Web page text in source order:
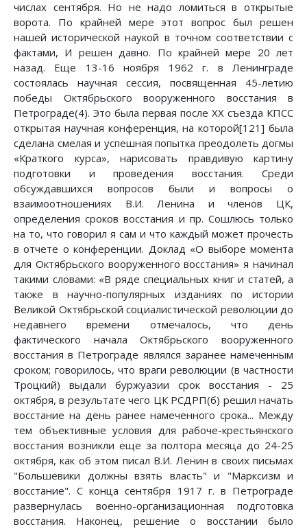
числах сентября. Но не надо ломиться в открытые
ворота. По крайней мере этот вопрос был решен
нашей исторической наукой в точном соответствии с
фактами, И решен давно. По крайней мере 20 лет
назад. Еще 13-16 ноября 1962 г. в Ленинграде
состоялась научная сессия, посвященная 45-летию
победы Октябрьского вооруженного восстания в
Петрограде(4). Это была первая после XX съезда КПСС
открытая научная конференция, на которой[121] была
сделана смелая и успешная попытка преодолеть догмы
«Краткого курса», нарисовать правдивую картину
подготовки и проведения восстания. Среди
обсуждавшихся вопросов были и вопросы о
взаимоотношениях В.И. Ленина и членов ЦК,
определения сроков восстания и пр. Сошлюсь только
на то, что говорил я сам и что каждый может прочесть
в отчете о конференции. Доклад «О выборе момента
для Октябрьского вооруженного восстания» я начинал
такими словами: «В ряде специальных книг и статей, а
также в научно-популярных изданиях по истории
Великой Октябрьской социалистической революции до
недавнего времени отмечалось, что день
фактического начала Октябрьского вооруженного
восстания в Петрограде являлся заранее намеченным
сроком; говорилось, что враги революции (в частности
Троцкий) выдали буржуазии срок восстания - 25
октября, в результате чего ЦК РСДРП(б) решил начать
восстание на день ранее намеченного срока... Между
тем объективные условия для рабоче-крестьянского
восстания возникли еще за полтора месяца до 24-25
октября, как об этом писал В.И. Ленин в своих письмах
"Большевики должны взять власть" и "Марксизм и
восстание". С конца сентября 1917 г. в Петрограде
развернулась военно-организационная подготовка
восстания. Наконец, решение о восстании было